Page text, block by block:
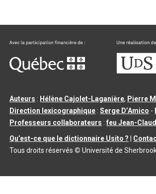
Auteurs : Hélène Cajolet-Laganière, Pierre
Direction lexicographique :Serge D’Amico -
Professeurs collaborateurs :feu Jean-
Qu’est-ce que le dictionnaire Usito ?
Tous droits réservés © Université de